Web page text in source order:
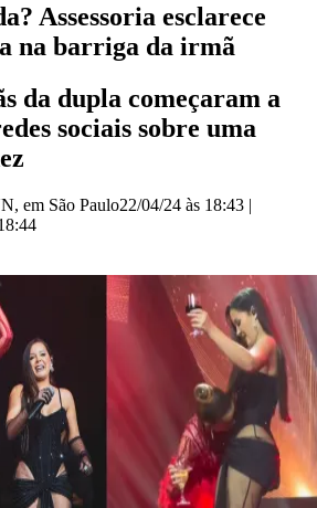
Assessoria esclarece
na barriga da irmã
da dupla começaram a
sociais sobre uma
, em São Paulo22/04/24 às 18:43 |